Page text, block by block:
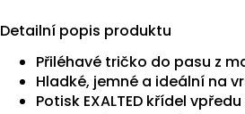
Detailní popis produktu
Přiléhavé tričko do pasu z
Hladké, jemné a ideální na
Potisk EXALTED křídel vpředu